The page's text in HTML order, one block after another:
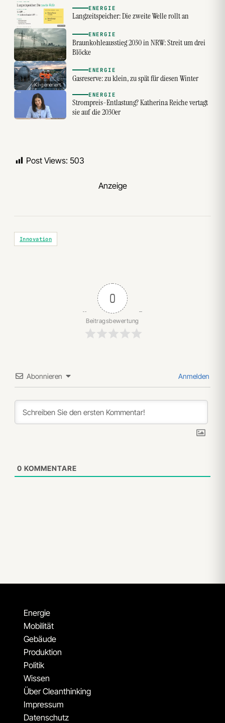
ENERGIE
Langzeitspeicher: Die zweite Welle rollt an
ENERGIE
Braunkohleausstieg 2030 in NRW: Streit um drei
Blöcke
KI-generiert
ENERGIE
Gasreserve: zu klein, zu spät für diesen Winter
ENERGIE
Strompreis-Entlastung? Katherina Reiche vertagt
sie auf die 2030er
Post Views: 503
Anzeige
Innovation
0
Beitragsbewertung
Abonnieren Anmelden
0 KOMMENTARE
Energie
Mobilität
Gebäude
Produktion
Politik
Wissen
Über Cleanthinking
Impressum
Datenschutz